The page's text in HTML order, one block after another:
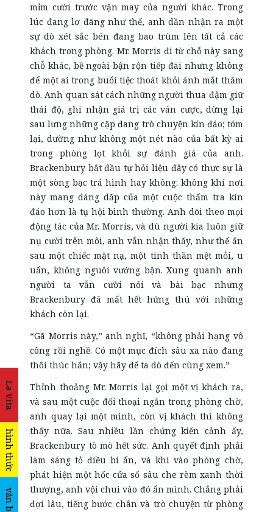
La Vita
hình thức
văn bản
mỉm cười trước vận may của người khác. Trong
lúc đang lơ đãng như thế, anh dần nhận ra một
sự dò xét sắc bén đang bao trùm lên tất cả các
khách trong phòng. Mr. Morris đi từ chỗ này sang
chỗ khác, bề ngoài bận rộn tiếp đãi nhưng không
để một ai trong buổi tiệc thoát khỏi ánh mắt thăm
dò. Anh quan sát cách những người thua đậm giữ
thái độ, ghi nhận giá trị các ván cược, dừng lại
sau lưng những cặp đang trò chuyện kín đáo; tóm
lại, dường như không một nét nào của bất kỳ ai
trong phòng lọt khỏi sự đánh giá của anh.
Brackenbury bắt đầu tự hỏi liệu đây có thực sự là
một sòng bạc trá hình hay không: không khí nơi
này mang dáng dấp của một cuộc thẩm tra kín
đáo hơn là tụ hội bình thường. Anh dõi theo mọi
động tác của Mr. Morris, và dù người kia luôn giữ
nụ cười trên môi, anh vẫn nhận thấy, như thể ẩn
sau một chiếc mặt nạ, một tinh thần mệt mỏi, u
uẩn, không nguôi vướng bận. Xung quanh anh
người ta vẫn cười nói và bài bạc nhưng
Brackenbury đã mất hết hứng thú với những
khách còn lại.
“Gã Morris này,” anh nghĩ, “không phải hạng vô
công rồi nghề. Có một mục đích sâu xa nào đang
thôi thúc hắn; vậy hãy để ta dò đến cùng xem.”
Thỉnh thoảng Mr. Morris lại gọi một vị khách ra,
và sau một cuộc đối thoại ngắn trong phòng chờ,
anh quay lại một mình, còn vị khách thì không
thấy nữa. Sau nhiều lần chứng kiến cảnh ấy,
Brackenbury tò mò hết sức. Anh quyết định phải
làm sáng tỏ điều bí ẩn, và khi vào phòng chờ,
phát hiện một hốc cửa sổ sâu che rèm xanh thời
thượng, anh vội chui vào đó ẩn mình. Chẳng phải
đợi lâu, tiếng bước chân và trò chuyện từ phòng